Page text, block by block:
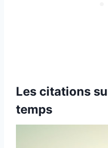
Les citations
temps